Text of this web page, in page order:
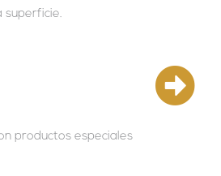
superficie.
productos especiales